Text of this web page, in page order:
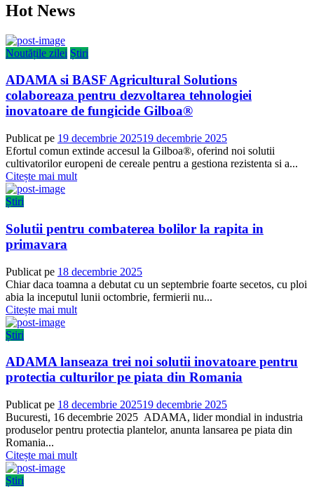
Hot News
Noutățile zilei Știri
ADAMA si BASF Agricultural Solutions
colaboreaza pentru dezvoltarea tehnologiei
inovatoare de fungicide Gilboa®
Publicat pe 19 decembrie 202519 decembrie 2025
Efortul comun extinde accesul la Gilboa®, oferind noi solutii
cultivatorilor europeni de cereale pentru a gestiona rezistenta si a...
Citește mai mult
Știri
Solutii pentru combaterea bolilor la rapita in
primavara
Publicat pe 18 decembrie 2025
Chiar daca toamna a debutat cu un septembrie foarte secetos, cu ploi
abia la inceputul lunii octombrie, fermierii nu...
Citește mai mult
Știri
ADAMA lanseaza trei noi solutii inovatoare pentru
protectia culturilor pe piata din Romania
Publicat pe 18 decembrie 202519 decembrie 2025
Bucuresti, 16 decembrie 2025 ADAMA, lider mondial in industria
produselor pentru protectia plantelor, anunta lansarea pe piata din
Romania...
Citește mai mult
Știri